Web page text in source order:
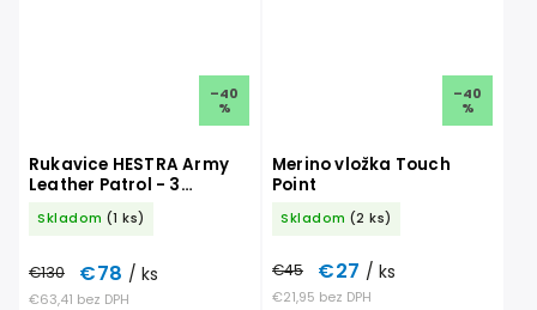
–40
%
Rukavice HESTRA Army
Leather Patrol - 3
Skladom (1 ks)
€63,41 bez DPH
€130 €78 / ks
–40
%
Merino vložka Touch
Point
Skladom (2 ks)
€21,95 bez DPH
€45 €27 / ks